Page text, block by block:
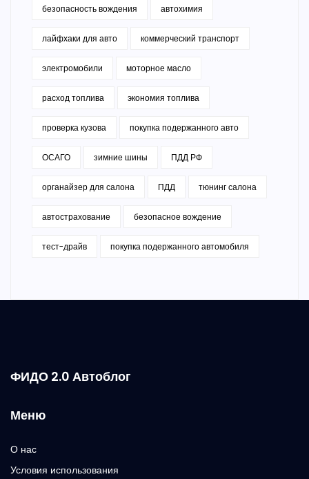
безопасность вождения автохимия
лайфхаки для авто коммерческий транспорт
электромобили моторное масло
расход топлива экономия топлива
проверка кузова покупка подержанного авто
ОСАГО зимние шины ПДД РФ
органайзер для салона ПДД тюнинг салона
автострахование безопасное вождение
тест-драйв покупка подержанного автомобиля
ФИДО 2.0 Автоблог
Меню
О нас
Условия использования